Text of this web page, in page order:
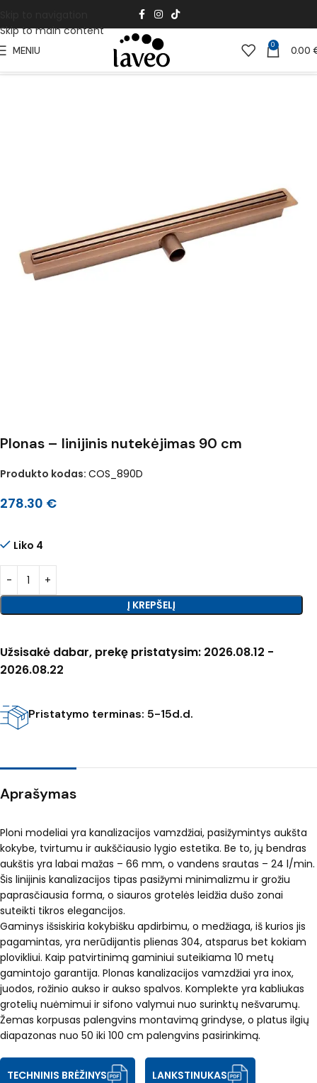
Skip to main content
MENIU 0 0.00
Pradžia Santechnikos dalys Linijiniai nutekėjimai
Plonas – linijinis nutekėjimas 90 cm
Produkto kodas: COS_890D
278.30 €
Liko 4
Į KREPŠELĮ
Užsisakė dabar, prekę pristatysim: 2026.08.12 -
2026.08.22
Pristatymo terminas: 5-15d.d.
Aprašymas
Ploni modeliai yra kanalizacijos vamzdžiai, pasižymintys aukšta
kokybe, tvirtumu ir aukščiausio lygio estetika. Be to, jų bendras
aukštis yra labai mažas – 66 mm, o vandens srautas – 24 l/min.
Šis linijinis kanalizacijos tipas pasižymi minimalizmu ir grožiu
paprasčiausia forma, o siauros grotelės leidžia dušo zonai
suteikti tikros elegancijos.
Gaminys išsiskiria kokybišku apdirbimu, o medžiaga, iš kurios jis
pagamintas, yra nerūdijantis plienas 304, atsparus bet kokiam
plovikliui. Kaip patvirtinimą gaminiui suteikiama 10 metų
gamintojo garantija. Plonas kanalizacijos vamzdžiai yra inox,
juodos, rožinio aukso ir aukso spalvos. Komplekte yra kabliukas
grotelių nuėmimui ir sifono valymui nuo surinktų nešvarumų.
Žemas korpusas palengvins montavimą grindyse, o platus ilgių
diapazonas nuo 50 iki 100 cm palengvins pasirinkimą.
TECHNINIS BRĖŽINYS LANKSTINUKAS